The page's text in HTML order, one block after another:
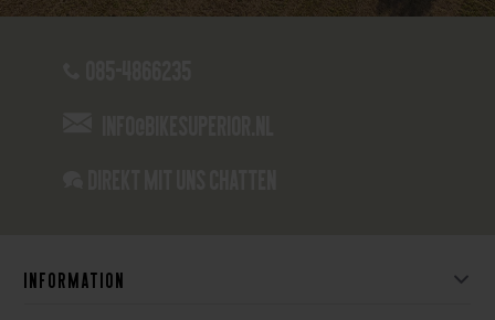
Information